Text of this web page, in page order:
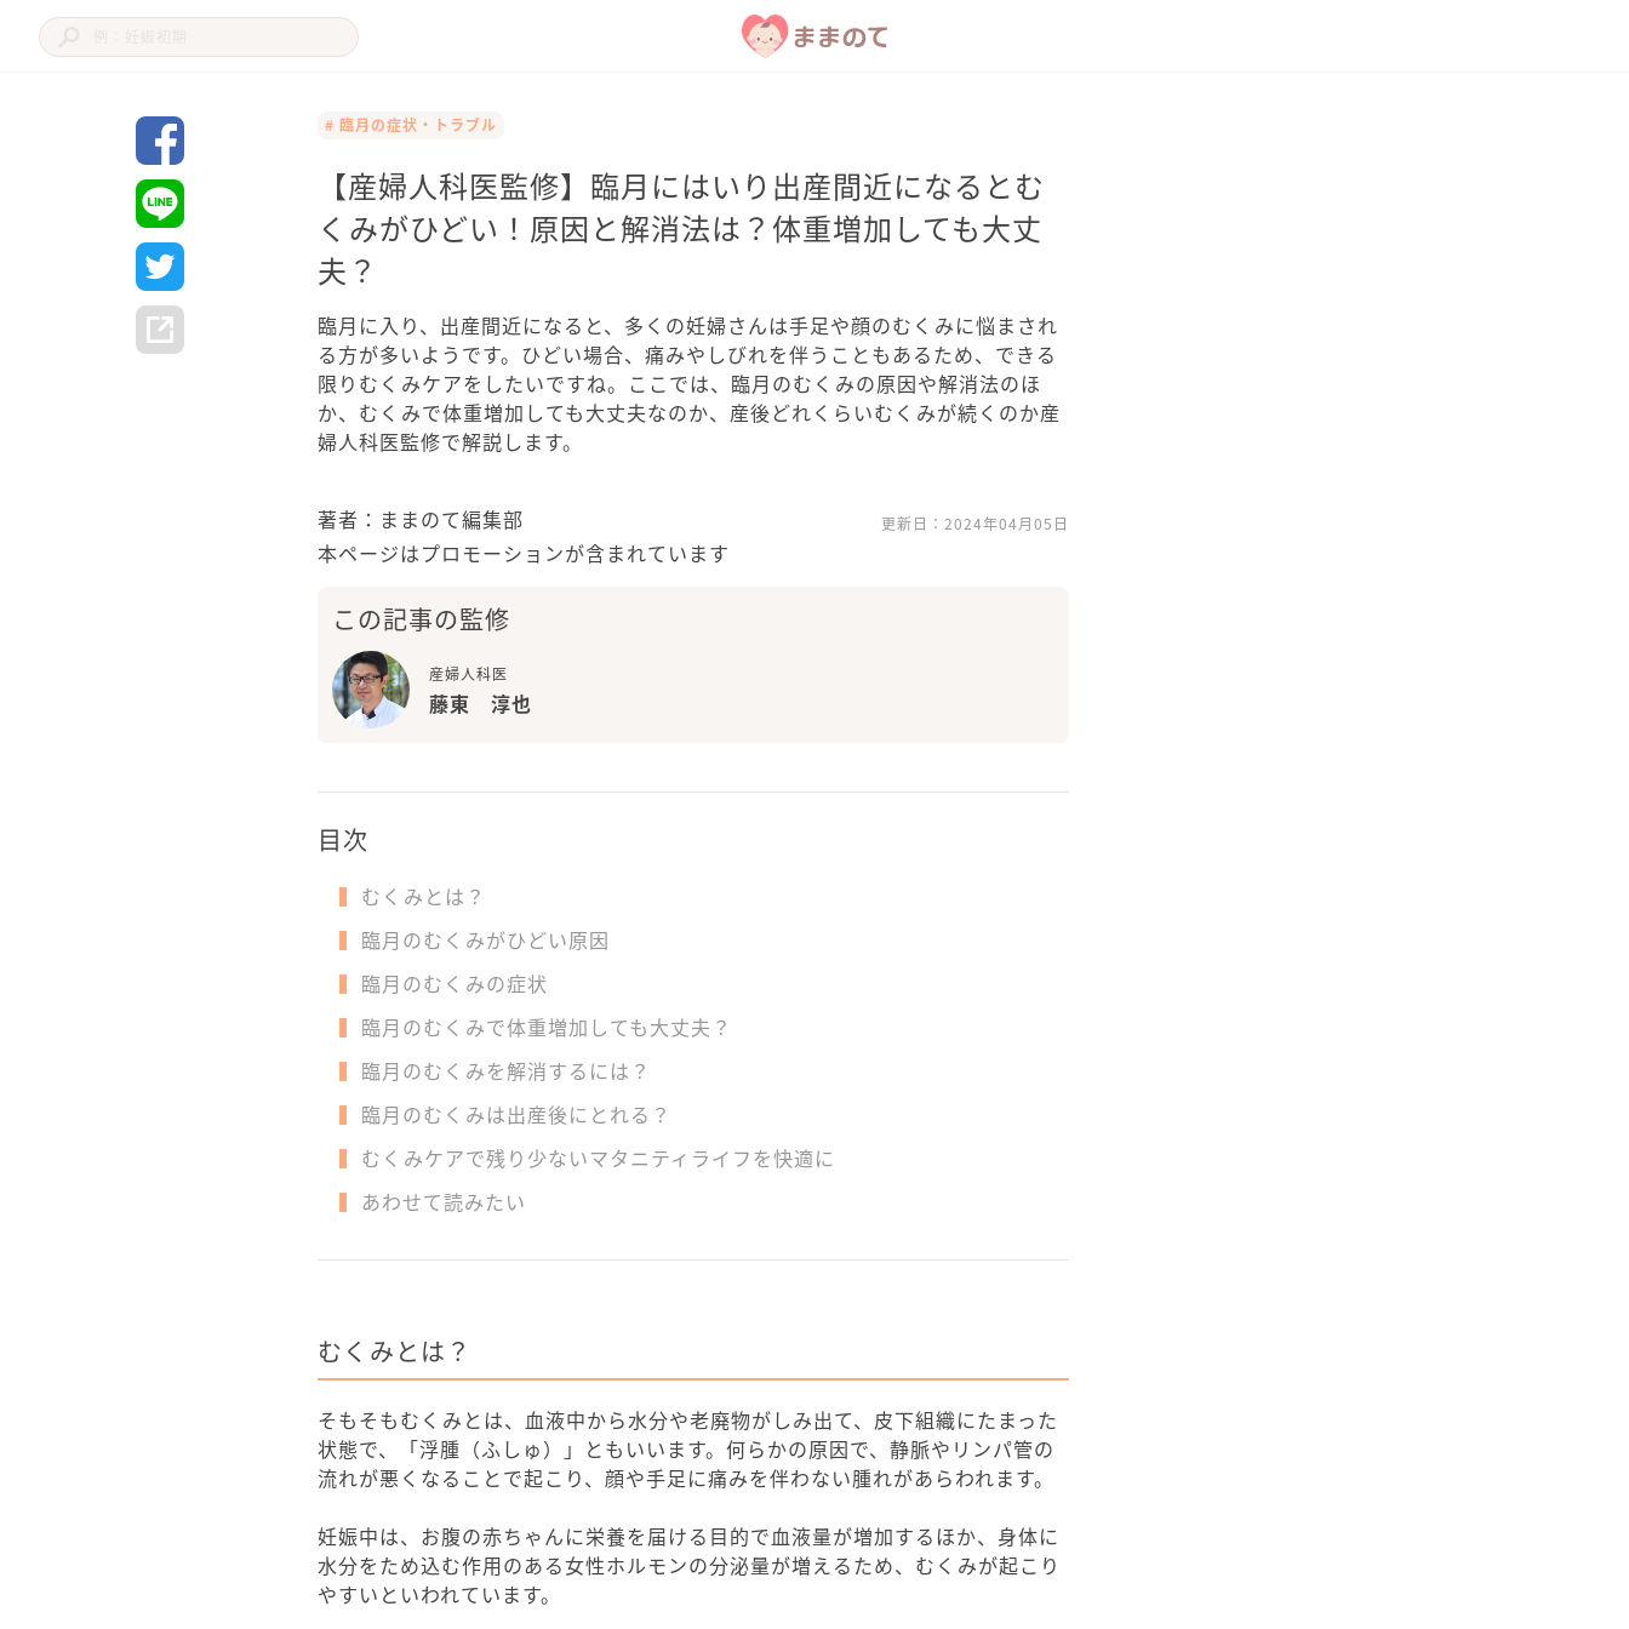
# 臨月の症状・トラブル
【産婦人科医監修】臨月にはいり出産間近になるとむ
くみがひどい！原因と解消法は？体重増加しても大丈
夫？
臨月に入り、出産間近になると、多くの妊婦さんは手足や顔のむくみに悩まされ
る方が多いようです。ひどい場合、痛みやしびれを伴うこともあるため、できる
限りむくみケアをしたいですね。ここでは、臨月のむくみの原因や解消法のほ
か、むくみで体重増加しても大丈夫なのか、産後どれくらいむくみが続くのか産
婦人科医監修で解説します。
著者：ままのて編集部 更新日： 2024年04月05日
本ページはプロモーションが含まれています
この記事の監修
産婦人科医
藤東 淳也
目次
むくみとは？
臨月のむくみがひどい原因
臨月のむくみの症状
臨月のむくみで体重増加しても大丈夫？
臨月のむくみを解消するには？
臨月のむくみは出産後にとれる？
むくみケアで残り少ないマタニティライフを快適に
あわせて読みたい
むくみとは？
そもそもむくみとは、血液中から水分や老廃物がしみ出て、皮下組織にたまった
状態で、「浮腫（ふしゅ）」ともいいます。何らかの原因で、静脈やリンパ管の
流れが悪くなることで起こり、顔や手足に痛みを伴わない腫れがあらわれます。
妊娠中は、お腹の赤ちゃんに栄養を届ける目的で血液量が増加するほか、身体に
水分をため込む作用のある女性ホルモンの分泌量が増えるため、むくみが起こり
やすいといわれています。